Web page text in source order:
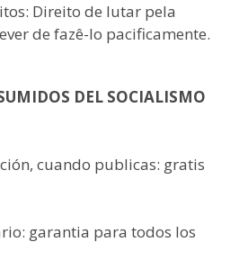
Direito de lutar pela
de fazê-lo pacificamente.
DEL SOCIALISMO
cuando publicas: gratis
garantia para todos los